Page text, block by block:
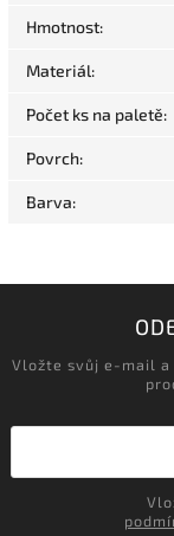
Hmotnost:
Materiál:
Počet ks na paletě:
Povrch:
Barva:
Vložte svůj e-mail a